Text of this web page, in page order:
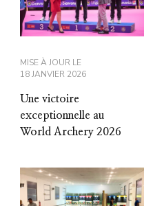
MISE À JOUR LE
18 JANVIER 2026
Une victoire
exceptionnelle au
World Archery 2026